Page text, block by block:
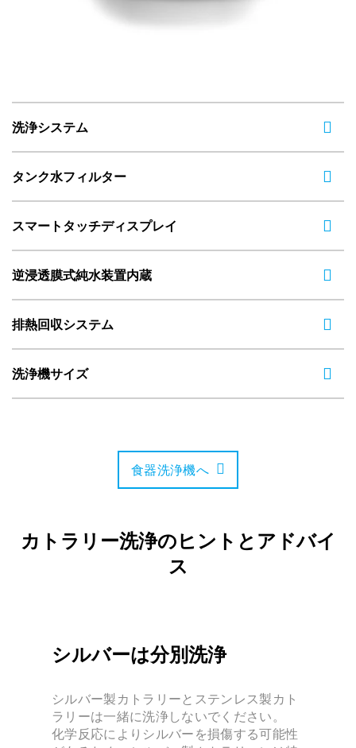
洗浄システム
タンク水フィルター
スマートタッチディスプレイ
逆浸透膜式純水装置内蔵
排熱回収システム
洗浄機サイズ
食器洗浄機へ
カトラリー洗浄のヒントとアドバイ
ス
シルバーは分別洗浄
シルバー製カトラリーとステンレス製カト
ラリーは一緒に洗浄しないでください。
化学反応によりシルバーを損傷する可能性